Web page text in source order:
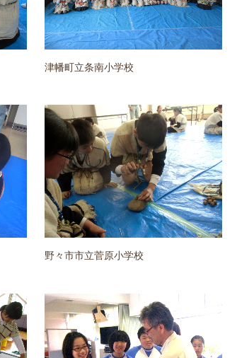
津幡町立条南小学校
野々市市立菅原小学校